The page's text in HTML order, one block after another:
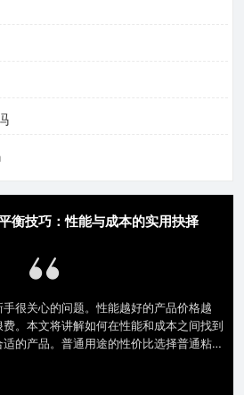
衡技巧：性能与成本的实用抉择
很关心的问题。性能越好的产品价格越
。本文将讲解如何在性能和成本之间找到
的产品。普通用途的性价比选择普通粘接